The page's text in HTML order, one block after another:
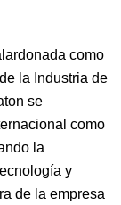
como
la Industria de
se
como
la
y
de la empresa